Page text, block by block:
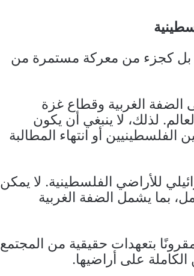
بل كجزء من معركة مستمرة من
الغربية وقطاع غزة
لذلك، لا ينبغي أن يكون
الفلسطينيين أو انتهاء المطالبة
للأراضي الفلسطينية. لا يمكن
بما يشمل الضفة الغربية
بتعهدات حقيقية من المجتمع
على أراضيها.